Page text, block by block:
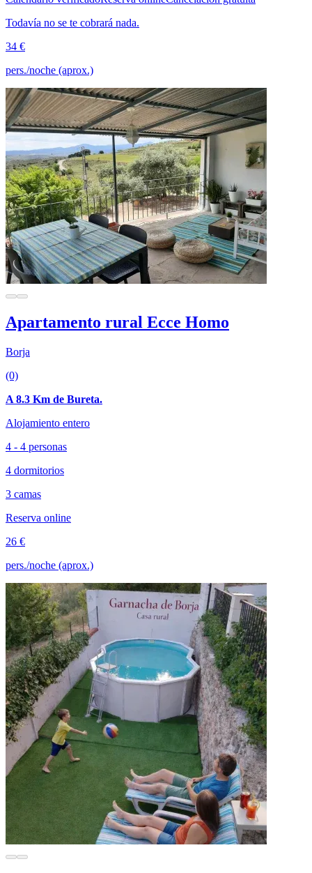
Todavía no se te cobrará nada.
34 €
pers./noche (aprox.)
Apartamento rural Ecce Homo
Borja
(0)
A 8.3 Km de Bureta.
Alojamiento entero
4 - 4 personas
4 dormitorios
3 camas
Reserva online
26 €
pers./noche (aprox.)